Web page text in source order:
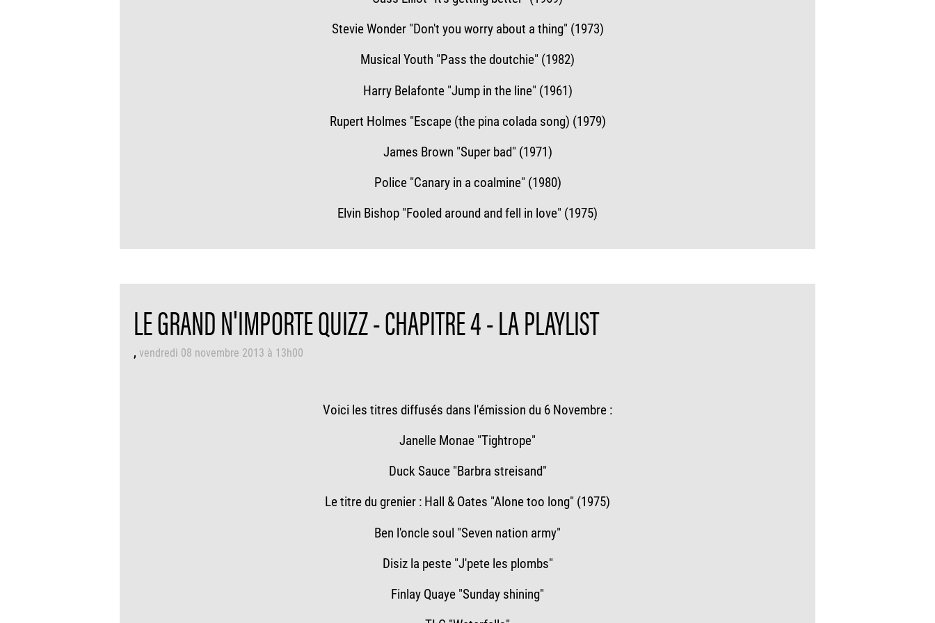
Stevie Wonder "Don't you worry about a thing" (1973)
Musical Youth "Pass the doutchie" (1982)
Harry Belafonte "Jump in the line" (1961)
Rupert Holmes "Escape (the pina colada song) (1979)
James Brown "Super bad" (1971)
Police "Canary in a coalmine" (1980)
Elvin Bishop "Fooled around and fell in love" (1975)
LE GRAND N'IMPORTE QUIZZ - CHAPITRE 4 - LA PLAYLIST
vendredi 08 novembre 2013 à 13h00
Voici les titres diffusés dans l'émission du 6 Novembre :
Janelle Monae "Tightrope"
Duck Sauce "Barbra streisand"
Le titre du grenier : Hall & Oates "Alone too long" (1975)
Ben l'oncle soul "Seven nation army"
Disiz la peste "J'pete les plombs"
Finlay Quaye "Sunday shining"